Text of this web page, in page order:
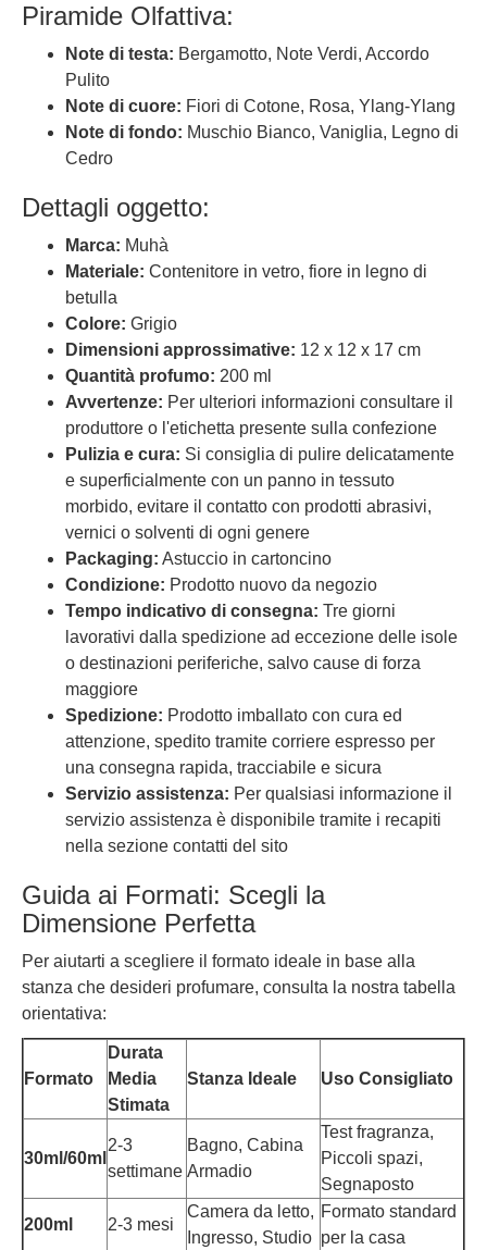
Piramide Olfattiva:
Note di testa: Bergamotto, Note Verdi, Accordo
Pulito
Note di cuore: Fiori di Cotone, Rosa, Ylang-Ylang
Note di fondo: Muschio Bianco, Vaniglia, Legno di
Cedro
Dettagli oggetto:
Marca: Muhà
Materiale: Contenitore in vetro, fiore in legno di
betulla
Colore: Grigio
Dimensioni approssimative: 12 x 12 x 17 cm
Quantità profumo: 200 ml
Avvertenze: Per ulteriori informazioni consultare il
produttore o l'etichetta presente sulla confezione
Pulizia e cura: Si consiglia di pulire delicatamente
e superficialmente con un panno in tessuto
morbido, evitare il contatto con prodotti abrasivi,
vernici o solventi di ogni genere
Packaging: Astuccio in cartoncino
Condizione: Prodotto nuovo da negozio
Tempo indicativo di consegna: Tre giorni
lavorativi dalla spedizione ad eccezione delle isole
o destinazioni periferiche, salvo cause di forza
maggiore
Spedizione: Prodotto imballato con cura ed
attenzione, spedito tramite corriere espresso per
una consegna rapida, tracciabile e sicura
Servizio assistenza: Per qualsiasi informazione il
servizio assistenza è disponibile tramite i recapiti
nella sezione contatti del sito
Guida ai Formati: Scegli la
Dimensione Perfetta
Per aiutarti a scegliere il formato ideale in base alla
stanza che desideri profumare, consulta la nostra tabella
orientativa:
Formato
Durata
Media
Stimata
Stanza Ideale Uso Consigliato
30ml/60ml
2-3
settimane
Bagno, Cabina
Armadio
Test fragranza,
Piccoli spazi,
Segnaposto
200ml 2-3 mesi
Camera da letto,
Ingresso, Studio
Formato standard
per la casa